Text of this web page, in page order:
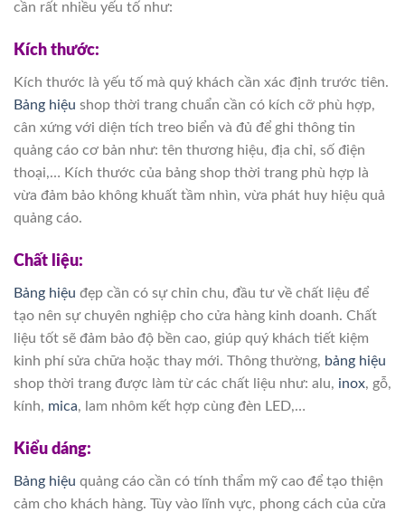
cần rất nhiều yếu tố như:
Kích thước:
Kích thước là yếu tố mà quý khách cần xác định trước tiên.
Bảng hiệu shop thời trang chuẩn cần có kích cỡ phù hợp,
cân xứng với diện tích treo biển và đủ để ghi thông tin
quảng cáo cơ bản như: tên thương hiệu, địa chỉ, số điện
thoại,… Kích thước của bảng shop thời trang phù hợp là
vừa đảm bảo không khuất tầm nhìn, vừa phát huy hiệu quả
quảng cáo.
Chất liệu:
Bảng hiệu đẹp cần có sự chỉn chu, đầu tư về chất liệu để
tạo nên sự chuyên nghiệp cho cửa hàng kinh doanh. Chất
liệu tốt sẽ đảm bảo độ bền cao, giúp quý khách tiết kiệm
kinh phí sửa chữa hoặc thay mới. Thông thường, bảng hiệu
shop thời trang được làm từ các chất liệu như: alu, inox, gỗ,
kính, mica, lam nhôm kết hợp cùng đèn LED,…
Kiểu dáng:
Bảng hiệu quảng cáo cần có tính thẩm mỹ cao để tạo thiện
cảm cho khách hàng. Tùy vào lĩnh vực, phong cách của cửa